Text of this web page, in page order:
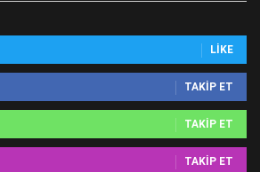
LIKE
TAKIP ET
TAKIP ET
TAKIP ET